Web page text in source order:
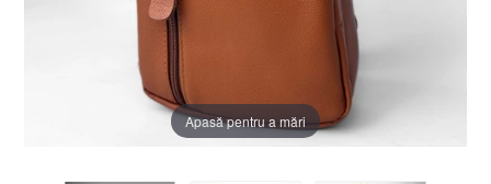
Apasă pentru a mări